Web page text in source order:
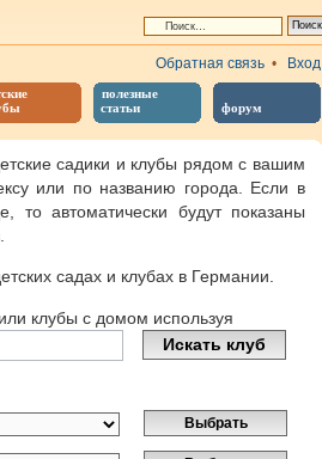
полезные
статьи
форум
Обратная связь • Вход
садики и клубы рядом с вашим
или по названию города. Если в
автоматически будут показаны
садах и клубах в Германии.
клубы с домом используя